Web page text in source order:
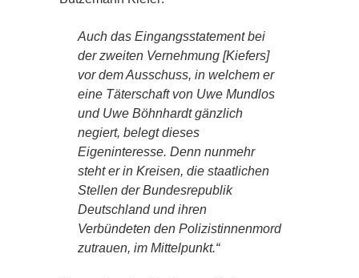
Auch das Eingangsstatement bei
der zweiten Vernehmung [Kiefers]
vor dem Ausschuss, in welchem er
eine Täterschaft von Uwe Mundlos
und Uwe Böhnhardt gänzlich
negiert, belegt dieses
Eigeninteresse. Denn nunmehr
steht er in Kreisen, die staatlichen
Stellen der Bundesrepublik
Deutschland und ihren
Verbündeten den Polizistinnenmord
zutrauen, im Mittelpunkt.“